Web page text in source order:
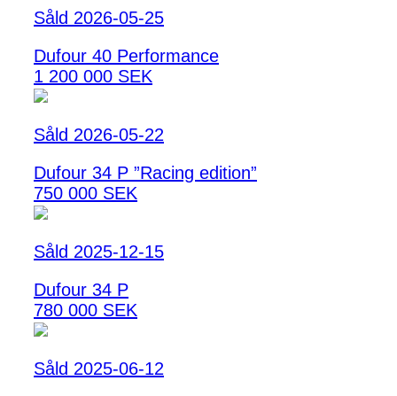
Såld 2026-05-25
Dufour 40 Performance
1 200 000 SEK
Såld 2026-05-22
Dufour 34 P ”Racing edition”
750 000 SEK
Såld 2025-12-15
Dufour 34 P
780 000 SEK
Såld 2025-06-12